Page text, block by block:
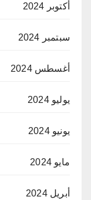
أكتوبر 2024
سبتمبر 2024
أغسطس 2024
يوليو 2024
يونيو 2024
مايو 2024
أبريل 2024